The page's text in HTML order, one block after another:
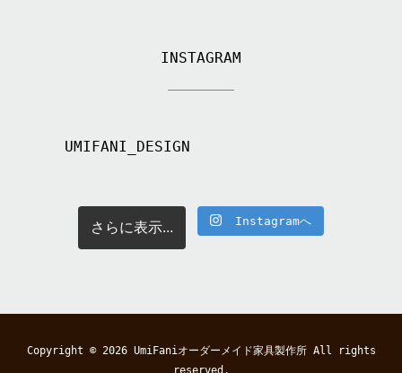
INSTAGRAM
UMIFANI_DESIGN
さらに表示... Instagramへ
Copyright © 2026 UmiFaniオーダーメイド家具製作所All rights
reserved.